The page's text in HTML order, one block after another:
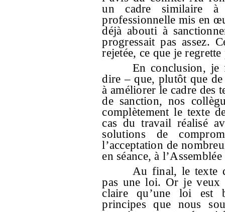
un cadre similaire à
professionnelle mis en
déjà abouti à
progressait pas assez.
rejetée, ce que je
En conclusion, je
dire – que, plutôt que de
à améliorer le cadre des
de sanction, nos
complètement le texte
cas du travail réalisé
solutions de
l’acceptation de
en séance, à
Au final, le texte
pas une loi. Or je veux
claire qu’une loi est
principes que nous